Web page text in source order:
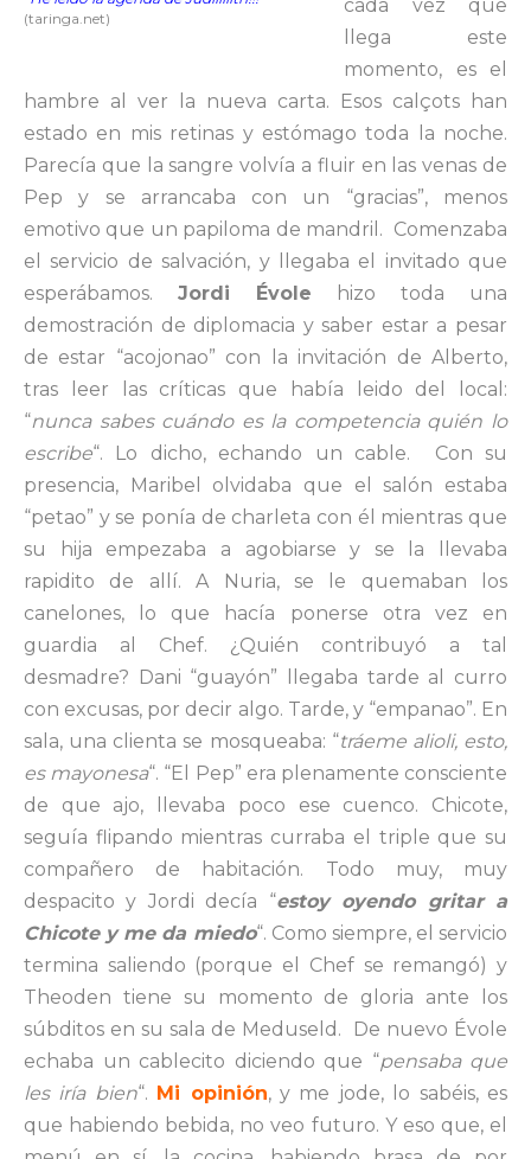
(taringa.net)
cada vez que
llega este
momento, es el
hambre al ver la nueva carta. Esos calçots han
estado en mis retinas y estómago toda la noche.
Parecía que la sangre volvía a fluir en las venas de
Pep y se arrancaba con un “gracias”, menos
emotivo que un papiloma de mandril. Comenzaba
el servicio de salvación, y llegaba el invitado que
esperábamos. Jordi Évole hizo toda una
demostración de diplomacia y saber estar a pesar
de estar “acojonao” con la invitación de Alberto,
tras leer las críticas que había leido del local:
“nunca sabes cuándo es la competencia quién lo
escribe“. Lo dicho, echando un cable. Con su
presencia, Maribel olvidaba que el salón estaba
“petao” y se ponía de charleta con él mientras que
su hija empezaba a agobiarse y se la llevaba
rapidito de allí. A Nuria, se le quemaban los
canelones, lo que hacía ponerse otra vez en
guardia al Chef. ¿Quién contribuyó a tal
desmadre? Dani “guayón” llegaba tarde al curro
con excusas, por decir algo. Tarde, y “empanao”. En
sala, una clienta se mosqueaba: “tráeme alioli, esto,
es mayonesa“. “El Pep” era plenamente consciente
de que ajo, llevaba poco ese cuenco. Chicote,
seguía flipando mientras curraba el triple que su
compañero de habitación. Todo muy, muy
despacito y Jordi decía “estoy oyendo gritar a
Chicote y me da miedo“. Como siempre, el servicio
termina saliendo (porque el Chef se remangó) y
Theoden tiene su momento de gloria ante los
súbditos en su sala de Meduseld. De nuevo Évole
echaba un cablecito diciendo que “pensaba que
les iría bien“. Mi opinión, y me jode, lo sabéis, es
que habiendo bebida, no veo futuro. Y eso que, el